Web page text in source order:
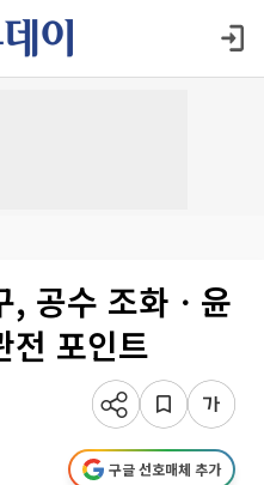
, 공수 조화ㆍ윤
전 포인트
구글 선호매체 추가